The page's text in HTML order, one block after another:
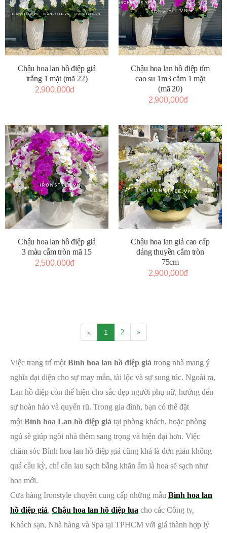
Chậu hoa lan hồ điệp giả
trắng 1 mặt (mã 22)
2,900,000đ
Chậu hoa lan hồ điệp tím
cao su 1m3 cắm 1 mặt
(mã 20)
2,900,000đ
Chậu hoa lan hồ điệp giả
3 màu cắm tròn mã 15
2,500,000đ
Chậu hoa lan giả cao cấp
dáng thuyền cắm tròn
75cm
2,900,000đ
« 1 2 »
Việc trang trí một Bình hoa lan hồ điệp giả trong nhà mang ý
nghĩa đại diện cho sự may mắn, tài lộc và sự sung túc. Ngoài ra,
Lan hồ điệp còn thể hiện cho sắc đẹp người phụ nữ, hướng đến
sự hoàn hảo và quyến rũ. Trong gia đình, bạn có thể đặt
một Bình hoa Lan hồ điệp giả tại phòng khách, hoặc phòng
ngủ sẽ giúp ngôi nhà thêm sang trọng và hiện đại hơn. Việc
chăm sóc Bình hoa lan hồ điệp giả cũng khá là đơn giản không
quá cầu kỳ, chỉ cần lau sạch bằng khăn ẩm là hoa sẽ sạch như
hoa mới.
Cửa hàng Ironstyle chuyên cung cấp những mẫu Bình hoa lan
hồ điệp giả, Chậu hoa lan hồ điệp lụa cho các Công ty,
Khách sạn, Nhà hàng và Spa tại TPHCM với giá thành hợp lý